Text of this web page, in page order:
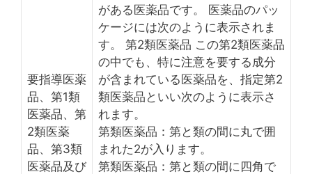
要指導医薬
品、第1類
医薬品、第
2類医薬
品、第3類
医薬品及び
がある医薬品です。 医薬品のパッ
ケージには次のように表示されま
す。 第2類医薬品 この第2類医薬品
の中でも、特に注意を要する成分
が含まれている医薬品を、指定第2
類医薬品といい次のように表示さ
れます。
第類医薬品：第と類の間に丸で囲
まれた2が入ります。
第類医薬品：第と類の間に四角で